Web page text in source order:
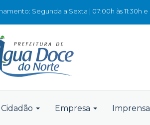
Segunda a Sexta | 07:00h às 11:30h e
Cidadão Empresa Imprensa